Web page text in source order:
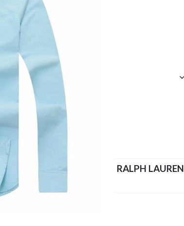
ראלף לורן חולצות מכופתרות לגברים כל הקטלוג RALPH LAUREN